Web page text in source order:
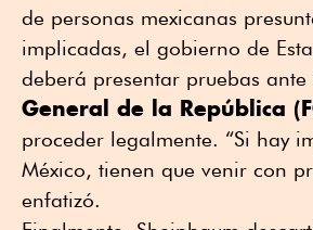
de personas mexicanas
implicadas, el gobierno de
deberá presentar pruebas ante
General de la República
proceder legalmente. “Si hay
México, tienen que venir con
enfatizó.